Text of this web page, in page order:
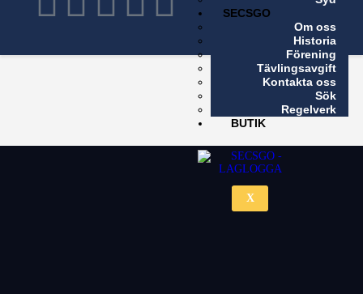
SECSGO
Om oss
Historia
Förening
Tävlingsavgift
Kontakta oss
Sök
Regelverk
BUTIK
X